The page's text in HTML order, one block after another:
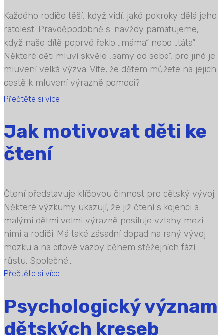
Každého rodiče těší, když vidí, jaké pokroky dělá jeho
ratolest. Pravděpodobně si navždy pamatujeme,
když naše dítě poprvé řeklo „máma“ nebo „táta“.
Některé děti mluví skvěle „samy od sebe“, pro jiné je
mluvení velká výzva. Víte, že dětem můžete na jejich
cestě k mluvení výrazně pomoci?
Přečtěte si více
Jak motivovat děti ke
čtení
Čtení představuje klíčovou činnost pro dětský vývoj.
Některé výzkumy ukazují, že již čtení s kojenci a
malými dětmi velmi výrazně posiluje vztahy mezi
nimi a rodiči. Má také zásadní dopad na raný vývoj
mozku a na citové vazby během stěžejních fází
růstu. Společné...
Přečtěte si více
Psychologický význam
dětských kreseb